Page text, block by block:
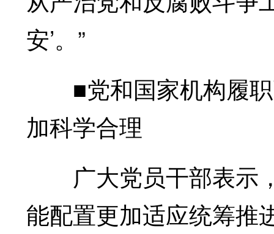
安’。”
■党和国家机构履职
加科学合理
广大党员干部表示
能配置更加适应统筹推